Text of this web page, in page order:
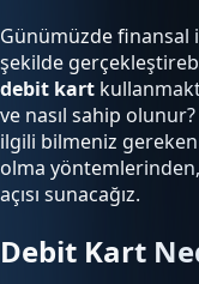
Günümüzde finansal
şekilde
debit kart
ve nasıl sahip
ilgili bilmeniz gereken
olma
açısı sunacağız.
Debit Kart